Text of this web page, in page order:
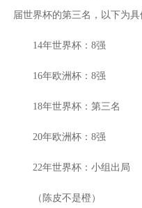
届世界杯的第三名，以下为具
14年世界杯：8强
16年欧洲杯：8强
18年世界杯：第三名
20年欧洲杯：8强
22年世界杯：小组出局
（陈皮不是橙）